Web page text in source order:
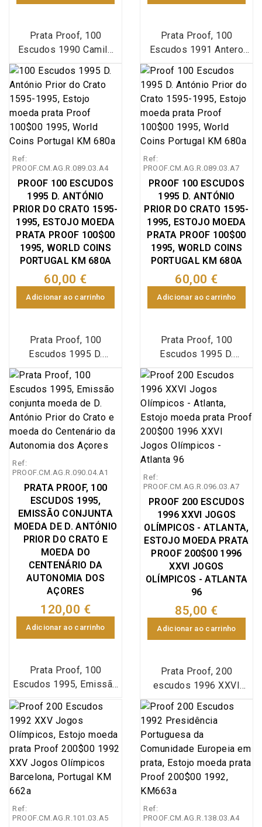
Prata Proof, 100
Escudos 1990 Camilo
Castelo Branco 1825 -
1890, Estojo moeda
prata Proof 100$00
1990 comemorativa do
centenário da morte de
Camilo Castelo Branco
1890 - 1990, Emissão
especial da Imprensa
Moeda (INCM), World
Coins Portugal
KM#656a (Silver Proof)
Prata Proof, 100
Escudos 1991 Antero
de Quental 1842 - 1891,
Estojo moeda prata
Proof 100$00 1991
comemorativa do
centenário da morte de
Antero de Quental 1891
- 1991, Emissão
especial da Imprensa
Moeda (INCM), World
Coins Portugal
KM#664a (Silver Proof)
Ref:
PROOF.CM.AG.R.089.03.A4
PROOF 100 ESCUDOS
1995 D. ANTÓNIO
PRIOR DO CRATO 1595-
1995, ESTOJO MOEDA
PRATA PROOF 100$00
1995, WORLD COINS
PORTUGAL KM 680A
60,00 €
Adicionar ao carrinho
Prata Proof, 100
Escudos 1995 D.
António Prior do Crato
1595 - 1995, Estojo
moeda prata Proof
100$00 1995
comemorativa do 4º
centenário da morte de
D. António Prior do
Crato 1595 - 1995,
Imprensa Nacional Casa
da Moeda (INCM),
World Coins Portugal
KM#680a (Silver Proof)
Ref:
PROOF.CM.AG.R.089.03.A7
PROOF 100 ESCUDOS
1995 D. ANTÓNIO
PRIOR DO CRATO 1595-
1995, ESTOJO MOEDA
PRATA PROOF 100$00
1995, WORLD COINS
PORTUGAL KM 680A
60,00 €
Adicionar ao carrinho
Prata Proof, 100
Escudos 1995 D.
António Prior do Crato
1595 - 1995, Estojo
moeda prata Proof
100$00 1995
comemorativa do 4º
centenário da morte de
D. António Prior do
Crato 1595 - 1995,
Emissão especial da
da Moeda (INCM),
World Coins Portugal
KM#680a (Silver Proof)
Ref:
PROOF.CM.AG.R.090.04.A1
PRATA PROOF, 100
ESCUDOS 1995,
EMISSÃO CONJUNTA
MOEDA DE D. ANTÓNIO
PRIOR DO CRATO E
MOEDA DO
CENTENÁRIO DA
AUTONOMIA DOS
AÇORES
120,00 €
Adicionar ao carrinho
Prata Proof, 100
Escudos 1995, Emissão
conjunta em estojo com
duas moedas prata
Proof 100 escudos
1995 comemorativa do
4º centenário da morte
de D. António Prior do
Crato 1595-1995 (World
Ref:
PROOF.CM.AG.R.096.03.A7
PROOF 200 ESCUDOS
1996 XXVI JOGOS
OLÍMPICOS - ATLANTA,
ESTOJO MOEDA PRATA
PROOF 200$00 1996
XXVI JOGOS
OLÍMPICOS - ATLANTA
96
85,00 €
Adicionar ao carrinho
Prata Proof, 200
escudos 1996 XXVI
Jogos Olímpicos -
Atlanta 96, Estojo com
moeda prata Proof
200$00 1996 XXVI
Jogos Olímpicos -
Atlanta 96
comemorativa dos
XXVI Jogos Olímpicos
e do centenário do
Ref:
PROOF.CM.AG.R.101.03.A5
Ref:
PROOF.CM.AG.R.138.03.A4